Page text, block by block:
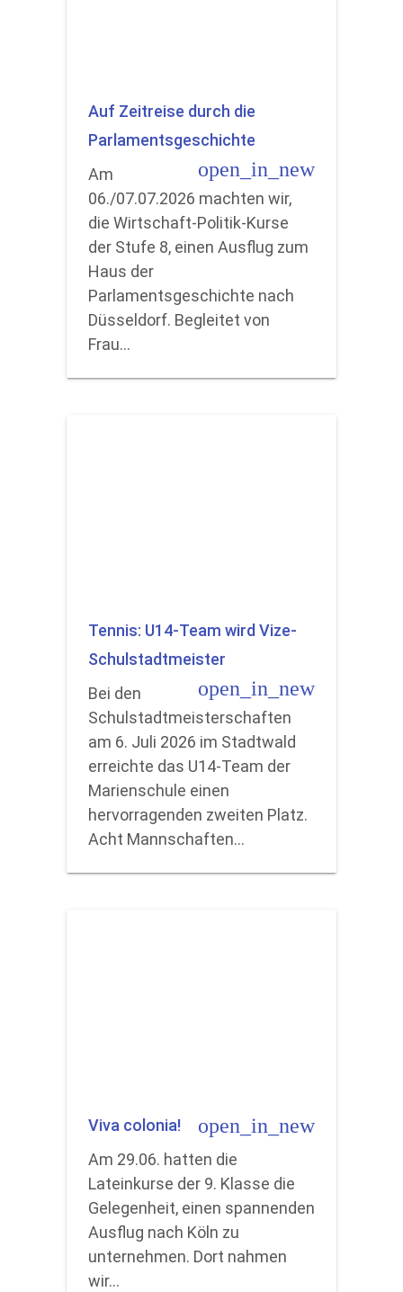
Auf Zeitreise durch die
Parlamentsgeschichte
open_in_new
Am
06./07.07.2026 machten wir,
die Wirtschaft-Politik-Kurse
der Stufe 8, einen Ausflug zum
Haus der
Parlamentsgeschichte nach
Düsseldorf. Begleitet von
Frau…
Tennis: U14-Team wird Vize-
Schulstadtmeister
open_in_new
Bei den
Schulstadtmeisterschaften
am 6. Juli 2026 im Stadtwald
erreichte das U14-Team der
Marienschule einen
hervorragenden zweiten Platz.
Acht Mannschaften…
Viva colonia! open_in_new
Am 29.06. hatten die
Lateinkurse der 9. Klasse die
Gelegenheit, einen spannenden
Ausflug nach Köln zu
unternehmen. Dort nahmen
wir…